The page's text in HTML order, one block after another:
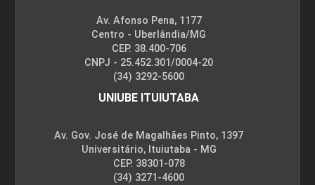
126
FENÔMENOS DE TRANSPORTE
Av. Afonso Pena, 1177
Centro - Uberlândia/MG
CEP. 38.400-706
CNPJ - 25.452.301/0004-20
(34) 3292-5600
UNIUBE ITUIUTABA
Av. Gov. José de Magalhães Pinto, 1397
Universitário, Ituiutaba - MG
CEP. 38301-078
(34) 3271-4600